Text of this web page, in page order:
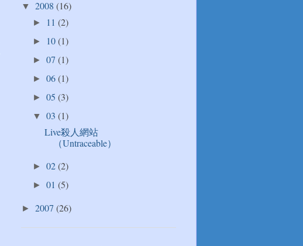
▼ 2008 (16)
► 11(2)
► 10(1)
►07(1)
►06(1)
►05(3)
▼03(1)
Live殺人網站
（Untraceable）
►02(2)
►01(5)
► 2007 (26)